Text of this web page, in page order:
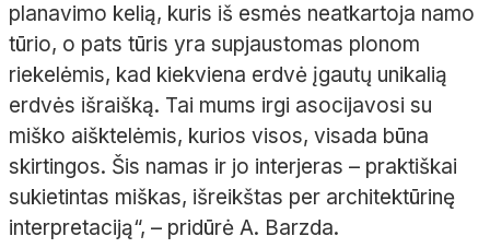
planavimo kelią, kuris iš esmės neatkartoja namo
tūrio, o pats tūris yra supjaustomas plonom
riekelėmis, kad kiekviena erdvė įgautų unikalią
erdvės išraišką. Tai mums irgi asocijavosi su
miško aišktelėmis, kurios visos, visada būna
skirtingos. Šis namas ir jo interjeras – praktiškai
sukietintas miškas, išreikštas per architektūrinę
interpretaciją“, – pridūrė A. Barzda.